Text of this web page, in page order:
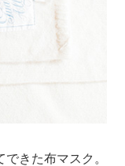
きた布マスク。